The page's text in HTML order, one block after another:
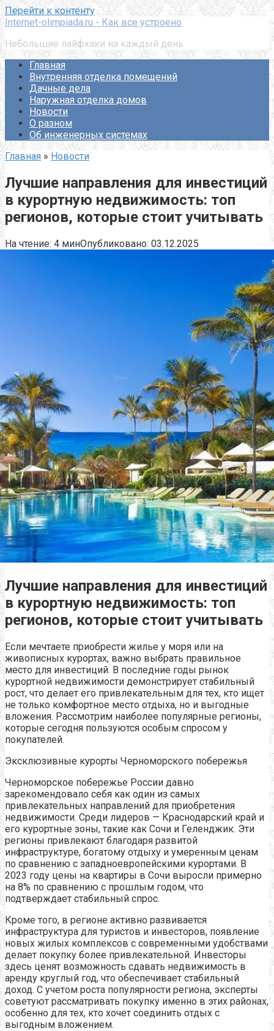
Перейти к контенту
Internet-olimpiada.ru - Как все устроено
Небольшие лайфхаки на каждый день
Главная
Внутренняя отделка помещений
Дачные дела
Наружная отделка домов
Новости
О разном
Об инженерных системах
Главная » Новости
Лучшие направления для инвестиций
в курортную недвижимость: топ
регионов, которые стоит учитывать
На чтение: 4 минОпубликовано: 03.12.2025
Лучшие направления для инвестиций
в курортную недвижимость: топ
регионов, которые стоит учитывать
Если мечтаете приобрести жилье у моря или на
живописных курортах, важно выбрать правильное
место для инвестиций. В последние годы рынок
курортной недвижимости демонстрирует стабильный
рост, что делает его привлекательным для тех, кто ищет
не только комфортное место отдыха, но и выгодные
вложения. Рассмотрим наиболее популярные регионы,
которые сегодня пользуются особым спросом у
покупателей.
Эксклюзивные курорты Черноморского побережья
Черноморское побережье России давно
зарекомендовало себя как один из самых
привлекательных направлений для приобретения
недвижимости. Среди лидеров — Краснодарский край и
его курортные зоны, такие как Сочи и Геленджик. Эти
регионы привлекают благодаря развитой
инфраструктуре, богатому отдыху и умеренным ценам
по сравнению с западноевропейскими курортами. В
2023 году цены на квартиры в Сочи выросли примерно
на 8% по сравнению с прошлым годом, что
подтверждает стабильный спрос.
Кроме того, в регионе активно развивается
инфраструктура для туристов и инвесторов, появление
новых жилых комплексов с современными удобствами
делает покупку более привлекательной. Инвесторы
здесь ценят возможность сдавать недвижимость в
аренду круглый год, что обеспечивает стабильный
доход. С учетом роста популярности региона, эксперты
советуют рассматривать покупку именно в этих районах,
особенно для тех, кто хочет соединить отдых с
выгодным вложением.